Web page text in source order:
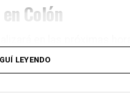
Colón
profesional.
LEYENDO